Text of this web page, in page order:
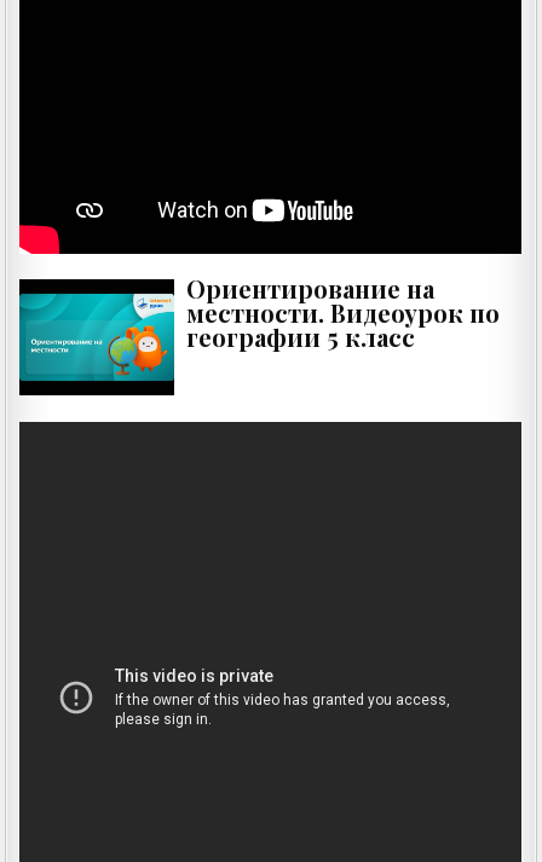
Ориентирование на
местности. Видеоурок по
географии 5 класс